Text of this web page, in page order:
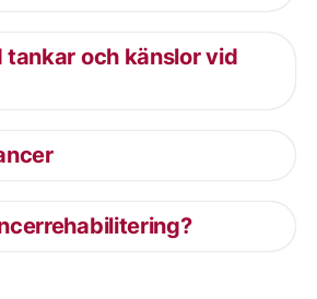
tankar och känslor vid